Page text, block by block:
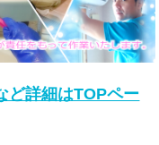
ど詳細はTOPペー